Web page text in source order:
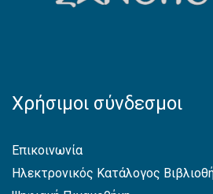
Χρήσιμοι σύνδεσμοι
Επικοινωνία
Ηλεκτρονικός Κατάλογος